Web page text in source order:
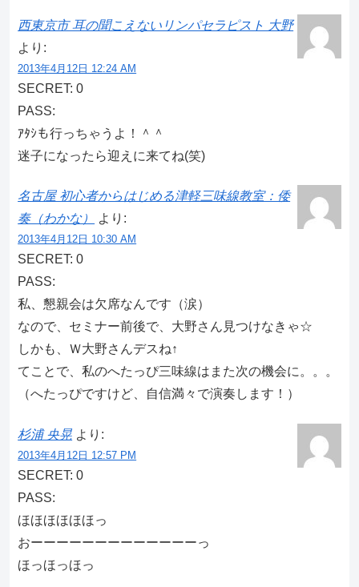
西東京市 耳の聞こえないリンパセラピスト 大野
より:
2013年4月12日 12:24 AM
SECRET: 0
PASS:
ｱﾀｼも行っちゃうよ！＾＾
迷子になったら迎えに来てね(笑)
名古屋 初心者からはじめる津軽三味線教室：倭
奏（わかな）
より:
2013年4月12日 10:30 AM
SECRET: 0
PASS:
私、懇親会は欠席なんです（涙）
なので、セミナー前後で、大野さん見つけなきゃ☆
しかも、Ｗ大野さんデスね↑
てことで、私のへたっぴ三味線はまた次の機会に。。。
（へたっぴですけど、自信満々で演奏します！）
杉浦 央晃 より:
2013年4月12日 12:57 PM
SECRET: 0
PASS:
ほほほほほほっ
おーーーーーーーーーーーーーっ
ほっほっほっ